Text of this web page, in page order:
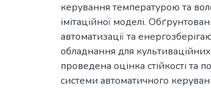
керування температурою та
імітаційної моделі.
автоматизації та
обладнання для
проведена оцінка стійкості та
системи автоматичного